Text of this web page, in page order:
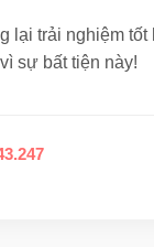
lại trải nghiệm tốt
sự bất tiện này!